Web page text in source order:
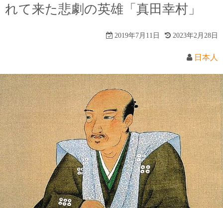
ッれて来た悲劇の英雄「真田幸村」
2019年7月11日 2023年2月28日
日本人